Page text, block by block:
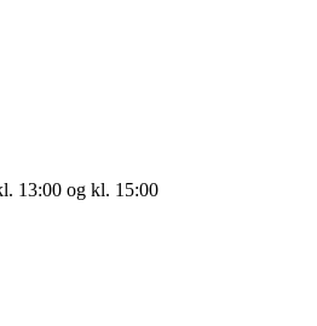
13:00 og kl. 15:00